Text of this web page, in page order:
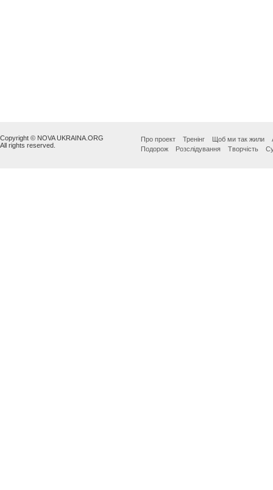
Copyright © NOVA UKRAINA.ORG
All rights reserved.
Про проект Тренінг Щоб ми так жили
Подорож
Розслідування Творчість